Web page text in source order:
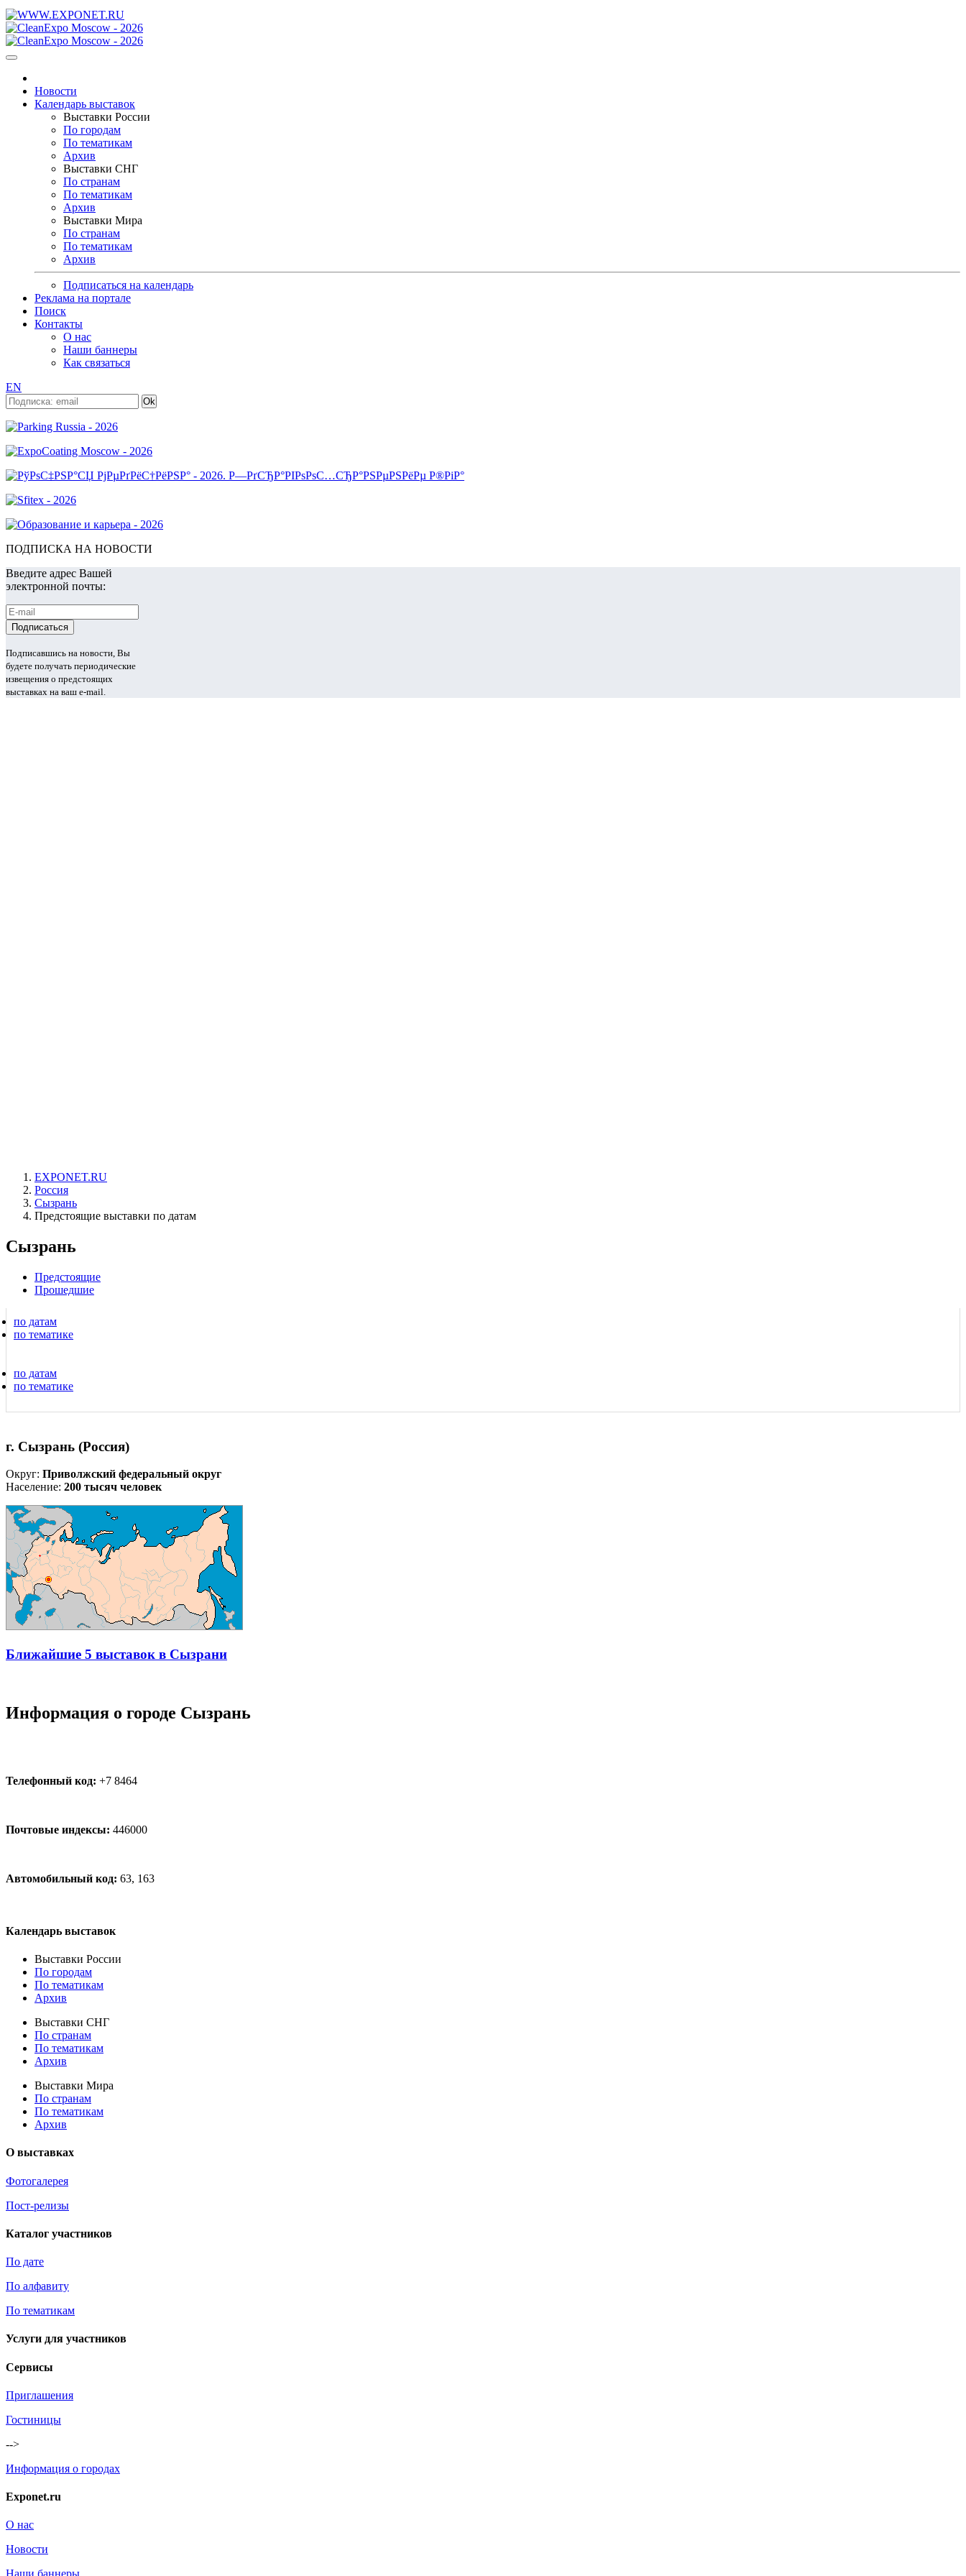
Новости
Календарь выставок
Выставки России
По городам
По тематикам
Архив
Выставки СНГ
По странам
По тематикам
Архив
Выставки Мира
По странам
По тематикам
Архив
Подписаться на календарь
Реклама на портале
Поиск
Контакты
О нас
Наши баннеры
Как связаться
EN
ПОДПИСКА НА НОВОСТИ
Введите адрес Вашей
электронной почты:
Подписавшись на новости, Вы
будете получать периодические
извещения о предстоящих
выставках на ваш e-mail.
EXPONET.RU
Россия
Сызрань
Предстоящие выставки по датам
Сызрань
Предстоящие
Прошедшие
по датам
по тематике
по датам
по тематике
г. Сызрань (Россия)
Округ: Приволжский федеральный округ
Население: 200 тысяч человек
Ближайшие 5 выставок в Сызрани
Информация о городе Сызрань
Телефонный код: +7 8464
Почтовые индексы: 446000
Автомобильный код: 63, 163
Календарь выставок
Выставки России
По городам
По тематикам
Архив
Выставки СНГ
По странам
По тематикам
Архив
Выставки Мира
По странам
По тематикам
Архив
О выставках
Фотогалерея
Пост-релизы
Каталог участников
По дате
По алфавиту
По тематикам
Услуги для участников
Сервисы
Приглашения
Гостиницы
-->
Информация о городах
Exponet.ru
О нас
Новости